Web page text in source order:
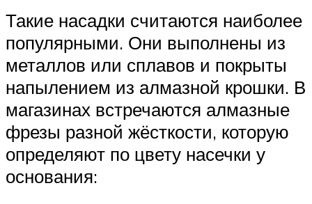
Такие насадки считаются наиболее
популярными. Они выполнены из
металлов или сплавов и покрыты
напылением из алмазной крошки. В
магазинах встречаются алмазные
фрезы разной жёсткости, которую
определяют по цвету насечки у
основания: